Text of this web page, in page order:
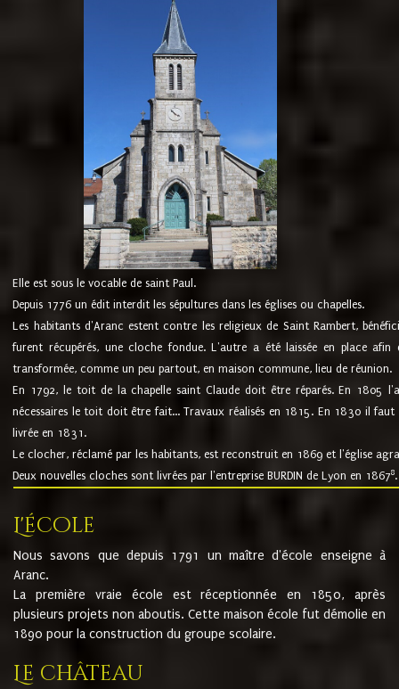
Elle est sous le vocable de saint Paul.
Depuis 1776 un édit interdit les sépultures dans les églises ou chapelles.
Les habitants d'Aranc estent contre les religieux de Saint Rambert,
furent récupérés, une cloche fondue. L'autre a été laissée en place
transformée, comme un peu partout, en maison commune, lieu de réunion.
En 1792, le toit de la chapelle saint Claude doit être réparés. En 1805
nécessaires le toit doit être fait... Travaux réalisés en 1815. En 1830 il
livrée en 1831.
Le clocher, réclamé par les habitants, est reconstruit en 1869 et l'église
Deux nouvelles cloches sont livrées par l'entreprise BURDIN de Lyon en 18678.
L'école
Nous savons que depuis 1791 un maître d'école enseigne à
Aranc.
La première vraie école est réceptionnée en 1850, après
plusieurs projets non aboutis. Cette maison école fut démolie en
1890 pour la construction du groupe scolaire.
Le château